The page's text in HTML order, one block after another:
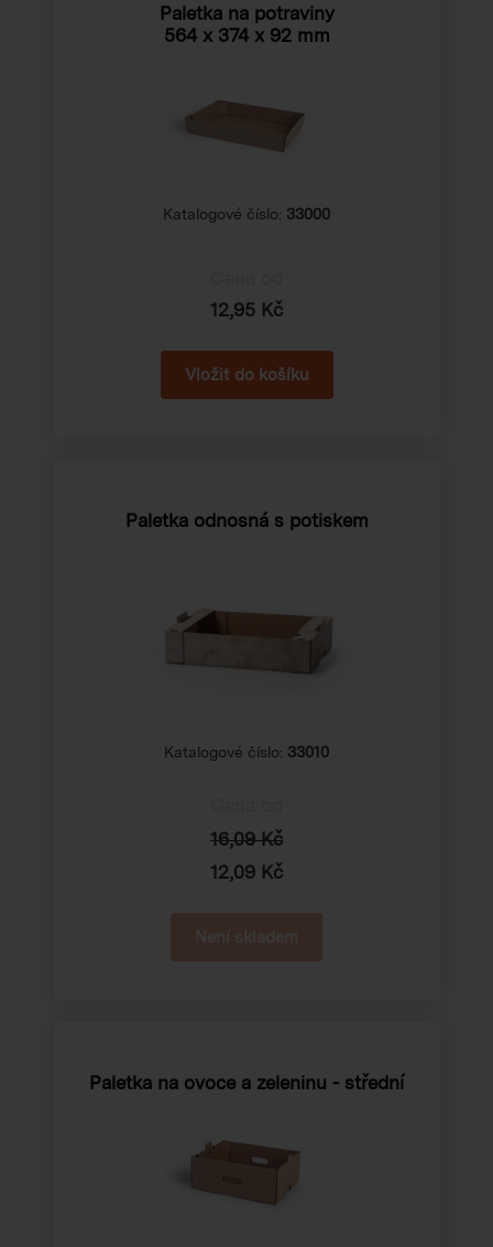
Paletka na potraviny
564 x 374 x 92 mm
Katalogové číslo: 33000
12,95 Kč
Paletka odnosná s potiskem
Katalogové číslo: 33010
16,09 Kč
12,09 Kč
Paletka na ovoce a zeleninu - střední